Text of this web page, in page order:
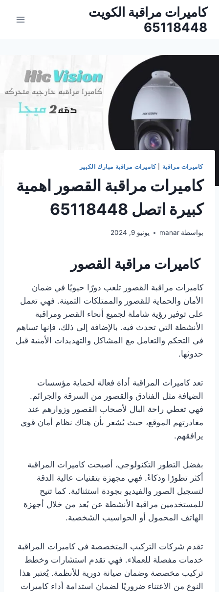
التجاوز
المحتوى
كاميرات مراقبة الكويت
65118448
كاميرات مراقبة |كاميرات مراقبة مبارك الكبير
كاميرات مراقبة القصور اهمية
كبيرة اتصل 65118448
بواسطة manar يونيو 9, 2024
كاميرات مراقبة القصور
كاميرات مراقبة القصور تلعب دورًا حيويًا في ضمان
الأمان والحماية للقصور والممتلكات الثمينة. فهي تعمل
على توفير رؤية شاملة لجميع أنحاء القصر ومراقبة
الأنشطة التي تحدث فيه. بالإضافة إلى ذلك، فإنها تساهم
في التحكم والتعامل مع المشاكل والتهديدات الأمنية قبل
حدوثها.
تعد كاميرات المراقبة أداة فعالة لحماية مؤسسات
الضيافة مثل الفنادق والقصور من السرقة والجرائم.
فهي تعطي راحة البال لأصحاب القصور وزوارهم عند
مغادرتهم الموقع، حيث يُشعر بأن هناك نظام أمان قوي
يرافقهم.
بفضل التطور التكنولوجي، أصبحت كاميرات المراقبة
أكثر تطورًا وذكاءً. فهي مجهزة بتقنيات عالية الدقة
لتسجيل الصور والفيديو بجودة استثنائية. كما تتيح
للمستخدمين مراقبة الأنشطة عن بُعد من خلال أجهزة
الهاتف المحمول أو الحواسيب الشخصية.
تقدم شركات التركيب المتخصصة في كاميرات المراقبة
خدمات مفصلة للعملاء. فهي تقدم استشارات وخطط
تركيب مخصصة وضمان صيانة دورية للأنظمة. يُعتبر هذا
النوع من الاعتناء ضروريًا لضمان استدامة أداء كاميرات